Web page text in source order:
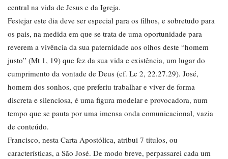
central na vida de Jesus e da Igreja.
Festejar este dia deve ser especial para os filhos, e sobretudo para
os pais, na medida em que se trata de uma oportunidade para
reverem a vivência da sua paternidade aos olhos deste “homem
justo” (Mt 1, 19) que fez da sua vida e existência, um lugar do
cumprimento da vontade de Deus (cf. Lc 2, 22.27.29). José,
homem dos sonhos, que preferiu trabalhar e viver de forma
discreta e silenciosa, é uma figura modelar e provocadora, num
tempo que se pauta por uma imensa onda comunicacional, vazia
de conteúdo.
Francisco, nesta Carta Apostólica, atribui 7 títulos, ou
características, a São José. De modo breve, perpassarei cada um